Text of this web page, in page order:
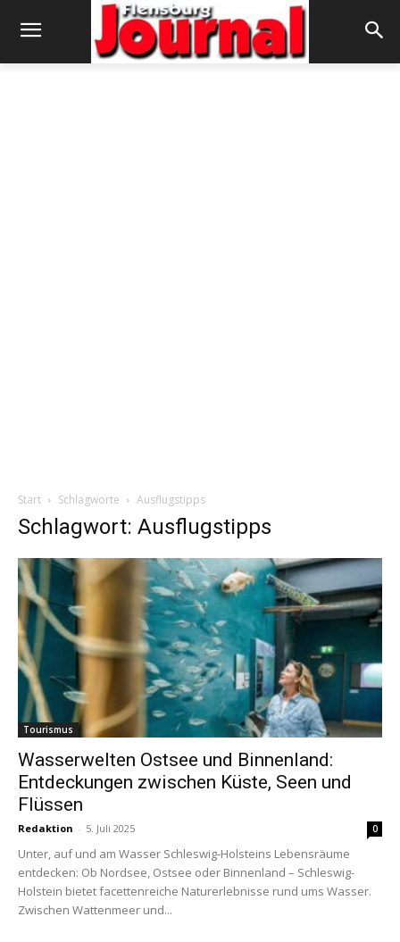
Start Schlagworte Ausflugstipps
Schlagwort: Ausflugstipps
Tourismus
Wasserwelten Ostsee und Binnenland:
Entdeckungen zwischen Küste, Seen und
Flüssen
Redaktion - 5. Juli 2025 0
Unter, auf und am Wasser Schleswig-Holsteins Lebensräume
entdecken: Ob Nordsee, Ostsee oder Binnenland – Schleswig-
Holstein bietet facettenreiche Naturerlebnisse rund ums Wasser.
Zwischen Wattenmeer und...